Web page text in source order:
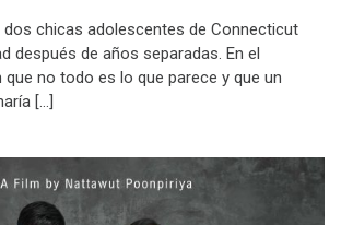
dos chicas adolescentes de Connecticut
después de años separadas. En el
que no todo es lo que parece y que un
[…]